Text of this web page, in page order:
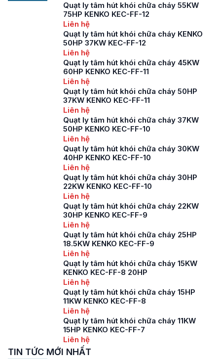
Quạt ly tâm hút khói chữa cháy 55KW
75HP KENKO KEC-FF-12
Liên hệ
Quạt ly tâm hút khói chữa cháy KENKO
50HP 37KW KEC-FF-12
Liên hệ
Quạt ly tâm hút khói chữa cháy 45KW
60HP KENKO KEC-FF-11
Liên hệ
Quạt ly tâm hút khói chữa cháy 50HP
37KW KENKO KEC-FF-11
Liên hệ
Quạt ly tâm hút khói chữa cháy 37KW
50HP KENKO KEC-FF-10
Liên hệ
Quạt ly tâm hút khói chữa cháy 30KW
40HP KENKO KEC-FF-10
Liên hệ
Quạt ly tâm hút khói chữa cháy 30HP
22KW KENKO KEC-FF-10
Liên hệ
Quạt ly tâm hút khói chữa cháy 22KW
30HP KENKO KEC-FF-9
Liên hệ
Quạt ly tâm hút khói chữa cháy 25HP
18.5KW KENKO KEC-FF-9
Liên hệ
Quạt ly tâm hút khói chữa cháy 15KW
KENKO KEC-FF-8 20HP
Liên hệ
Quạt ly tâm hút khói chữa cháy 15HP
11KW KENKO KEC-FF-8
Liên hệ
Quạt ly tâm hút khói chữa cháy 11KW
15HP KENKO KEC-FF-7
Liên hệ
TIN TỨC MỚI NHẤT